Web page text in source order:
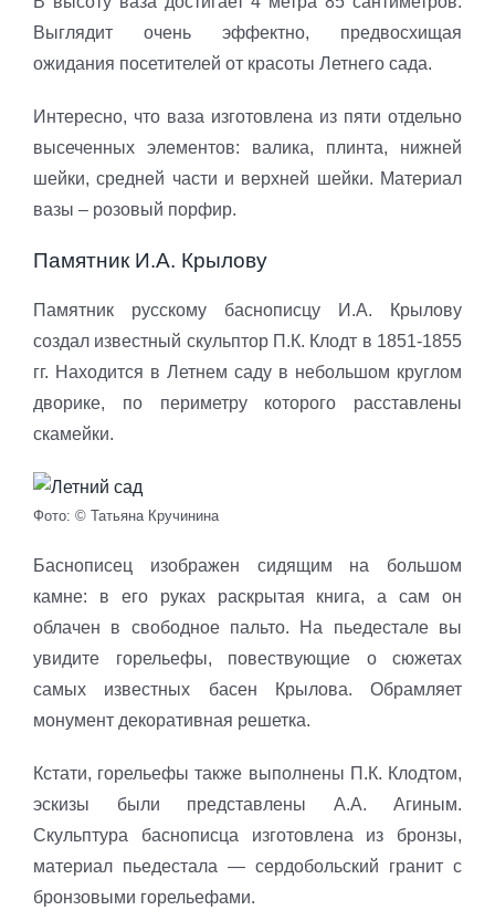
Выглядит очень эффектно, предвосхищая
ожидания посетителей от красоты Летнего сада.
Интересно, что ваза изготовлена из пяти отдельно
высеченных элементов: валика, плинта, нижней
шейки, средней части и верхней шейки. Материал
вазы – розовый порфир.
Памятник И.А. Крылову
Памятник русскому баснописцу И.А. Крылову
создал известный скульптор П.К. Клодт в 1851-1855
гг. Находится в Летнем саду в небольшом круглом
дворике, по периметру которого расставлены
скамейки.
Фото: © Татьяна Кручинина
Баснописец изображен сидящим на большом
камне: в его руках раскрытая книга, а сам он
облачен в свободное пальто. На пьедестале вы
увидите горельефы, повествующие о сюжетах
самых известных басен Крылова. Обрамляет
монумент декоративная решетка.
Кстати, горельефы также выполнены П.К. Клодтом,
эскизы были представлены А.А. Агиным.
Скульптура баснописца изготовлена из бронзы,
материал пьедестала — сердобольский гранит с
бронзовыми горельефами.